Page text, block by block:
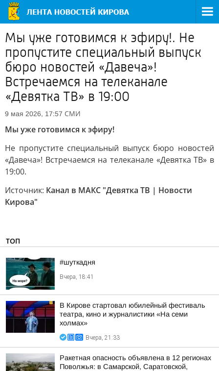
Мы уже готовимся к эфиру!. Не
пропустите специальный выпуск
бюро новостей «Давеча»!
Встречаемся на телеканале
«Девятка ТВ» в 19:00
9 мая 2026, 17:57 СМИ
Мы уже готовимся к эфиру!
Не пропустите специальный выпуск бюро новостей
«Давеча»! Встречаемся на телеканале «Девятка ТВ» в
19:00.
Источник: Канал в МАКС "Девятка ТВ | Новости
Кирова"
ТОП
#шуткадня
Вчера, 18:41
В Кирове стартовал юбилейный фестиваль
театра, кино и журналистики «На семи
холмах»
Вчера, 21:33
Ракетная опасность объявлена в 12 регионах
Поволжья: в Самарской, Саратовской,